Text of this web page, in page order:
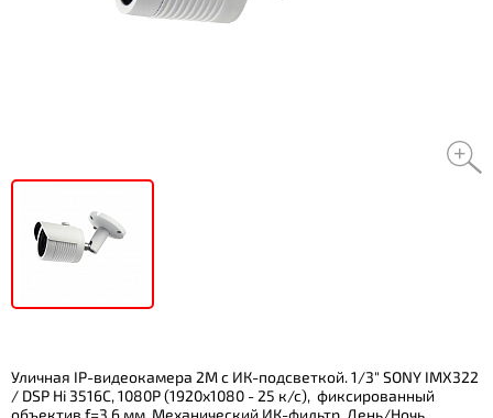
Уличная IP-видеокамера 2M с ИК-подсветкой. 1/3" SONY IMX322
/ DSP Hi 3516C, 1080P (1920x1080 - 25 к/с), фиксированный
объектив f=3,6 мм. Механический ИК-фильтр, День/Ночь,